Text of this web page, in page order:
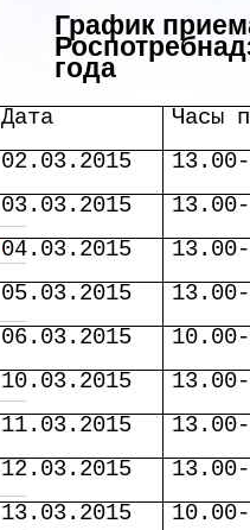
График
года
Дата
Часы
02.03.2015
03.03.2015
04.03.2015
05.03.2015
06.03.2015
10.03.2015
11.03.2015
12.03.2015
13.03.2015